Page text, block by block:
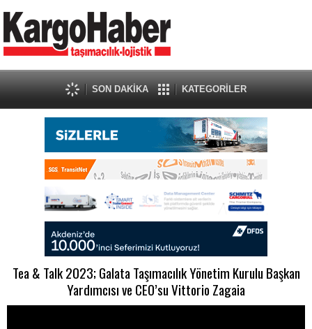
SON DAKİKA KATEGORİLER
Tea & Talk 2023; Galata Taşımacılık Yönetim Kurulu Başkan
Yardımcısı ve CEO’su Vittorio Zagaia